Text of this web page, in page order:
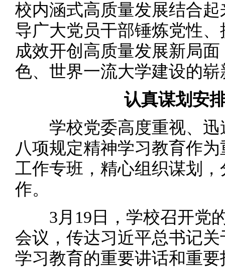
校内涵式高质量发展结合
导广大党员干部锤炼党性
成效开创高质量发展新局
色、世界一流大学建设的崭
认真谋划安
学校党委高度重视、迅
八项规定精神学习教育作
工作专班，精心组织谋划
作。
3月19日，学校召开党的
会议，传达习近平总书记
学习教育的重要讲话和重